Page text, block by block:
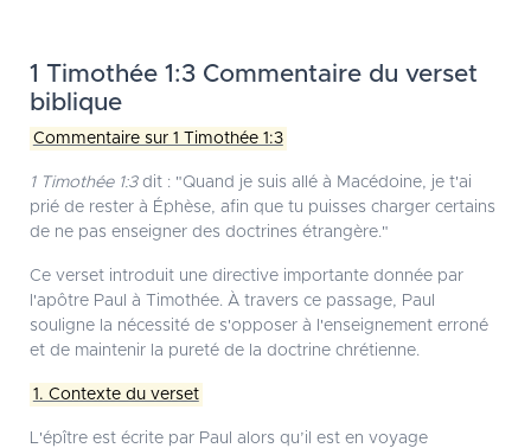
1 Timothée 1:3 Commentaire du verset
biblique
Commentaire sur 1 Timothée 1:3
1 Timothée 1:3dit : "Quand je suis allé à Macédoine, je t'ai
prié de rester à Éphèse, afin que tu puisses charger certains
de ne pas enseigner des doctrines étrangère."
Ce verset introduit une directive importante donnée par
l'apôtre Paul à Timothée. À travers ce passage, Paul
souligne la nécessité de s'opposer à l'enseignement erroné
et de maintenir la pureté de la doctrine chrétienne.
1. Contexte du verset
L'épître est écrite par Paul alors qu’il est en voyage